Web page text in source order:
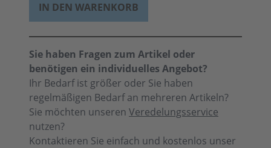
IN DEN WARENKORB
Sie haben Fragen zum Artikel oder
benötigen ein individuelles Angebot?
Ihr Bedarf ist größer oder Sie haben
regelmäßigen Bedarf an mehreren Artikeln?
Sie möchten unseren Veredelungsservice
nutzen?
Kontaktieren Sie einfach und kostenlos unser